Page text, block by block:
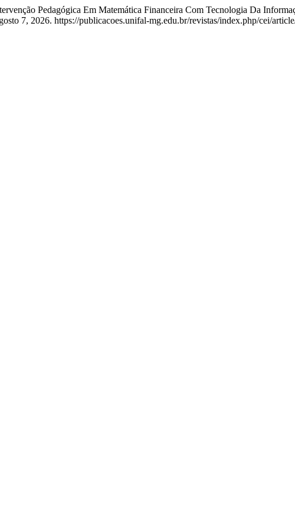
Pedagógica Em Matemática Financeira Com Tecnologia Da
7, 2026. https://publicacoes.unifal-mg.edu.br/revistas/index.php/cei/